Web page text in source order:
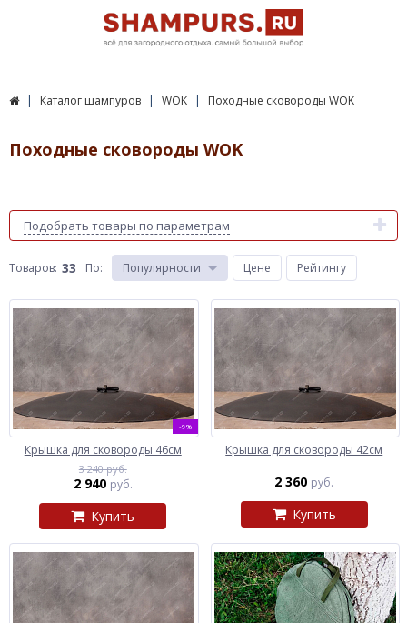
Каталог шампуров WOK Походные сковороды WOK
Походные сковороды WOK
Подобрать товары по параметрам
Товаров: 33 По: Популярности Цене Рейтингу
-9%
Крышка для сковороды 46см
3 240 руб.
2 940 руб.
Купить
Крышка для сковороды 42см
2 360 руб.
Купить